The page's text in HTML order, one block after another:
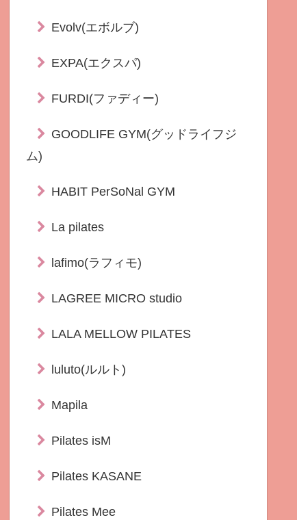
Evolv(エボルブ)
EXPA(エクスパ)
FURDI(ファディー)
GOODLIFE GYM(グッドライフジ
ム)
HABIT PerSoNal GYM
La pilates
lafimo(ラフィモ)
LAGREE MICRO studio
LALA MELLOW PILATES
luluto(ルルト)
Mapila
Pilates isM
Pilates KASANE
Pilates Mee